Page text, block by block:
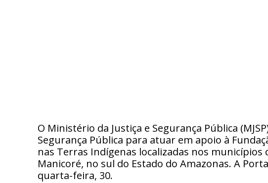
O Ministério da Justiça e Segurança Pública
Segurança Pública para atuar em apoio à
nas Terras Indígenas localizadas nos
Manicoré, no sul do Estado do Amazonas. A
quarta-feira, 30.